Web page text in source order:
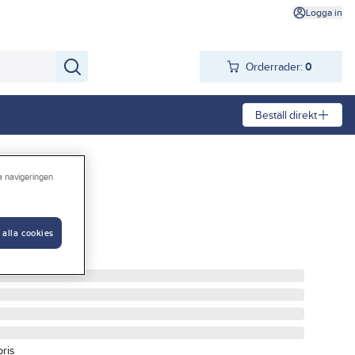
Logga in
Orderrader: 0
Beställ direkt
navigeringen
alla cookies